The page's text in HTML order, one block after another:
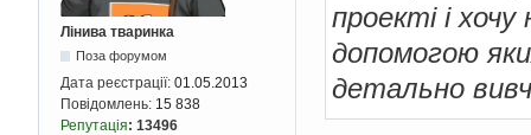
Лінива тваринка
Поза форумом
Дата реєстрації: 01.05.2013
Повідомлень: 15 838
Репутація: 13496
проекті і
допомогою
детально